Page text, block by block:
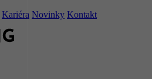
Kariéra Novinky Kontakt